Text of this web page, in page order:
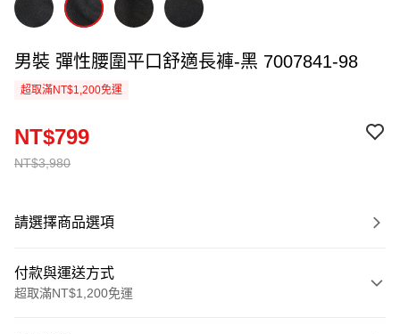
男裝 彈性腰圍平口舒適長褲-黑 7007841-98
超取滿NT$1,200免運
NT$3,980
NT$799
請選擇商品選項
付款與運送方式
超取滿NT$1,200免運